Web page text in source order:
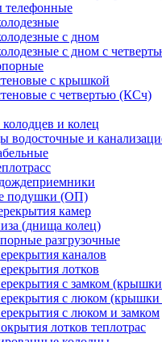
телефонные
с дном
с дном с
с крышкой
с четвертью (КСч)
и колец
водосточные и
подушки (ОП)
камер
(днища колец)
разгрузочные
каналов
лотков
с замком (крышки
с люком
с люком и замком
лотков теплотрас